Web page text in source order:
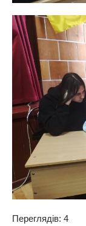
Переглядів: 4